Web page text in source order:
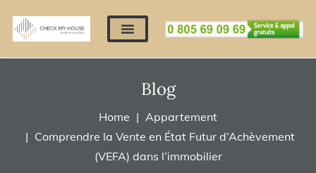
Blog
Home
Appartement
Comprendre la Vente en État Futur d’Achèvement
(VEFA) dans l’immobilier